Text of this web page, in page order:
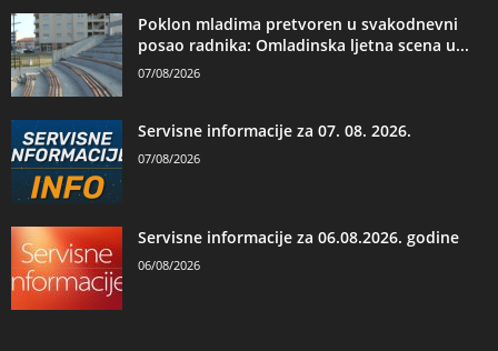
Poklon mladima pretvoren u svakodnevni
posao radnika: Omladinska ljetna scena u...
07/08/2026
Servisne informacije za 07. 08. 2026.
07/08/2026
Servisne informacije za 06.08.2026. godine
06/08/2026